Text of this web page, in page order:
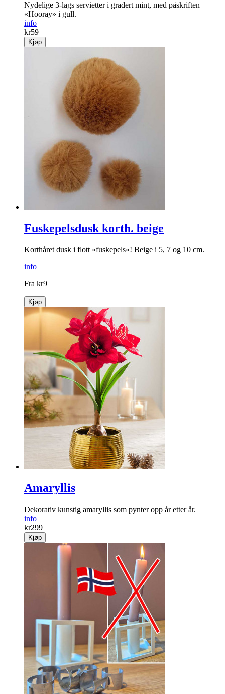
Nydelige 3-lags servietter i gradert mint, med påskriften
«Hooray» i gull.
info
kr59
Kjøp
Fuskepelsdusk korth. beige
Korthåret dusk i flott «fuskepels»! Beige i 5, 7 og 10 cm.
info
Fra kr9
Kjøp
Amaryllis
Dekorativ kunstig amaryllis som pynter opp år etter år.
info
kr299
Kjøp